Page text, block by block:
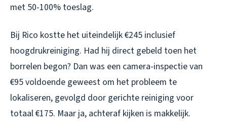
met 50-100% toeslag.
Bij Rico kostte het uiteindelijk €245 inclusief
hoogdrukreiniging. Had hij direct gebeld toen het
borrelen begon? Dan was een camera-inspectie van
€95 voldoende geweest om het probleem te
lokaliseren, gevolgd door gerichte reiniging voor
totaal €175. Maar ja, achteraf kijken is makkelijk.